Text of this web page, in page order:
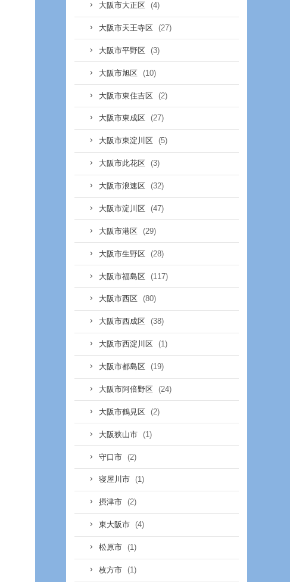
大阪市大正区 (4)
大阪市天王寺区 (27)
大阪市平野区 (3)
大阪市旭区 (10)
大阪市東住吉区 (2)
大阪市東成区 (27)
大阪市東淀川区 (5)
大阪市此花区 (3)
大阪市浪速区 (32)
大阪市淀川区 (47)
大阪市港区 (29)
大阪市生野区 (28)
大阪市福島区 (117)
大阪市西区 (80)
大阪市西成区 (38)
大阪市西淀川区 (1)
大阪市都島区 (19)
大阪市阿倍野区 (24)
大阪市鶴見区 (2)
大阪狭山市 (1)
守口市 (2)
寝屋川市 (1)
摂津市 (2)
東大阪市 (4)
松原市 (1)
枚方市 (1)